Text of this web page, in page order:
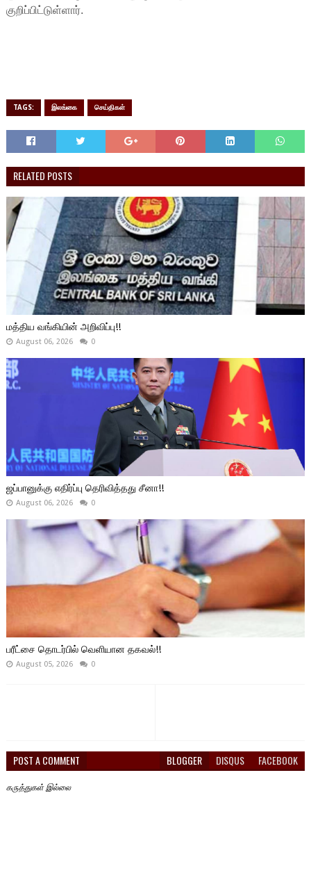
குறிப்பிட்டுள்ளார்.
TAGS: இலங்கை செய்திகள்
RELATED POSTS
மத்திய வங்கியின் அறிவிப்பு!!
August 06, 2026 0
ஜப்பானுக்கு எதிர்ப்பு தெரிவித்தது சீனா!!
August 06, 2026 0
பரீட்சை தொடர்பில் வெளியான தகவல்!!
August 05, 2026 0
POST A COMMENT BLOGGER DISQUS FACEBOOK
கருத்துகள் இல்லை